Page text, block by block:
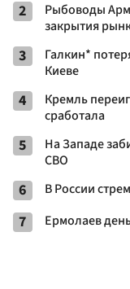
2
Рыбоводы
закрытия
3
Галкин*
Киеве
4
Кремль
сработала
5
На Западе
СВО
6 В России
7 Ермолаев